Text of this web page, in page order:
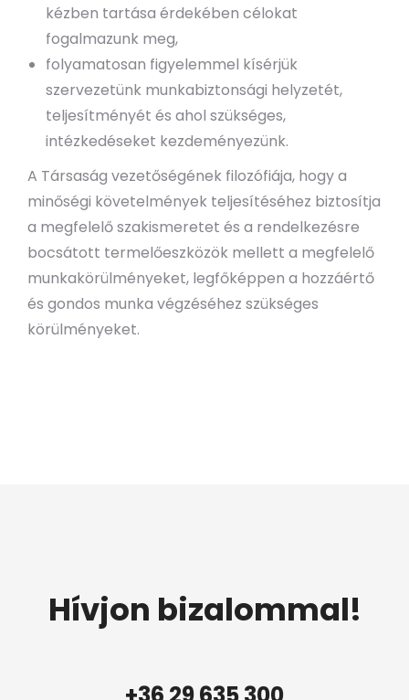
kézben tartása érdekében célokat
fogalmazunk meg,
folyamatosan figyelemmel kísérjük
szervezetünk munkabiztonsági helyzetét,
teljesítményét és ahol szükséges,
intézkedéseket kezdeményezünk.
A Társaság vezetőségének filozófiája, hogy a
minőségi követelmények teljesítéséhez biztosítja
a megfelelő szakismeretet és a rendelkezésre
bocsátott termelőeszközök mellett a megfelelő
munkakörülményeket, legfőképpen a hozzáértő
és gondos munka végzéséhez szükséges
körülményeket.
Hívjon bizalommal!